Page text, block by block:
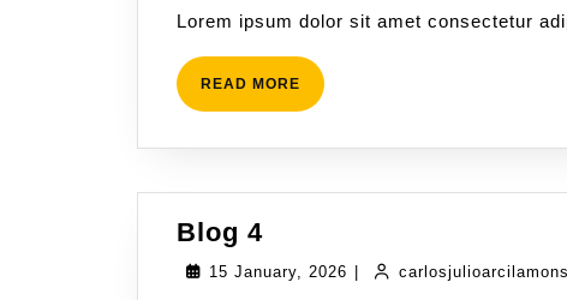
Lorem ipsum dolor sit amet consectetur
READ MORE
Blog 4
15 January, 2026